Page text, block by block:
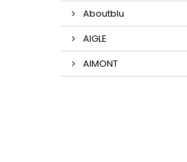
Aboutblu
AIGLE
AIMONT